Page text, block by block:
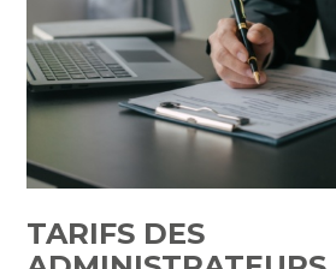
TARIFS DES